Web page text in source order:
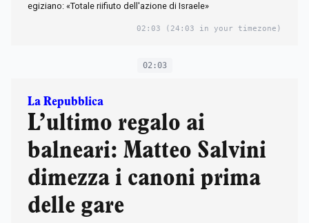
egiziano: «Totale riifiuto dell'azione di Israele»
02:03 (24:03 in your timezone)
02:03
La Repubblica
L’ultimo regalo ai
balneari: Matteo Salvini
dimezza i canoni prima
delle gare